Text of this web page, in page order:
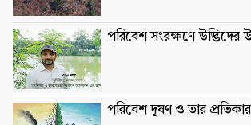
পরিবেশ সংরক্ষণে উদ্ভিদের
পরিবেশ দূষণ ও তার প্রতিকার